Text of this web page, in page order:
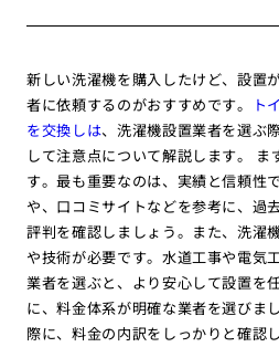
新しい洗濯機を購入したけど、設置
者に依頼するのがおすすめです。
ト
を交換しは、洗濯機設置業者を選ぶ
して注意点について解説します。
す。最も重要なのは、実績と信頼性
や、口コミサイトなどを参考に、過
評判を確認しましょう。また、洗濯
や技術が必要です。水道工事や電気
業者を選ぶと、より安心して設置を
に、料金体系が明確な業者を選びま
際に、料金の内訳をしっかりと確認